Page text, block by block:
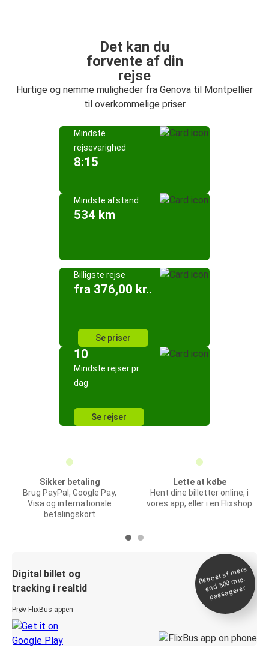
Det kan du
forvente af din
rejse
Hurtige og nemme muligheder fra Genova til Montpellier
til overkommelige priser
Mindste
rejsevarighed
8:15
Mindste afstand
534 km
Billigste rejse
fra 376,00 kr..
Se priser
10
Mindste rejser pr.
dag
Se rejser
Sikker betaling
Brug PayPal, Google Pay,
Visa og internationale
betalingskort
Lette at købe
Hent dine billetter online, i
vores app, eller i en Flixshop
Digital billet og
tracking i realtid
Prøv FlixBus-appen
Betroet af
mere
end 500
mio.
passagerer